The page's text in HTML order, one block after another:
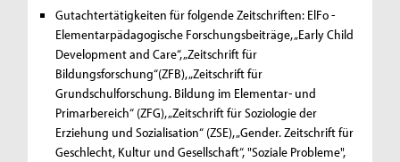
Gutachtertätigkeiten für folgende Zeitschriften: ElFo -
Elementarpädagogische Forschungsbeiträge, „Early Child
Development and Care“, „Zeitschrift für
Bildungsforschung“(ZFB), „Zeitschrift für
Grundschulforschung. Bildung im Elementar- und
Primarbereich“ (ZFG), „Zeitschrift für Soziologie der
Erziehung und Sozialisation“ (ZSE), „Gender. Zeitschrift für
Geschlecht, Kultur und Gesellschaft“, "Soziale Probleme",